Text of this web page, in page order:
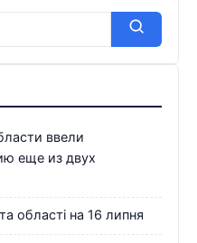
ввели
еще из двух
області на 16 липня